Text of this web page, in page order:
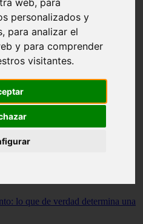
personalizados y
para analizar el
y para comprender
visitantes.
espino amarillo: conocelas
ahora